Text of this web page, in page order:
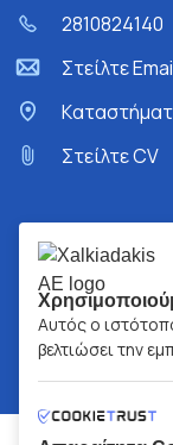
2810824140
Στείλτε
Στείλτε CV
Αυτός ο
βελτιώσει την